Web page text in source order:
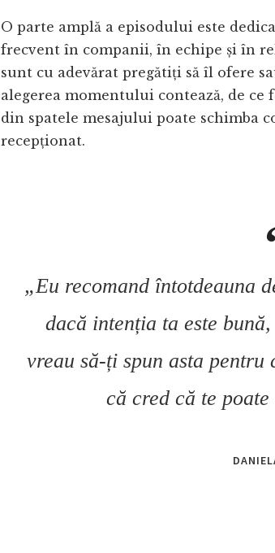
O parte amplă a episodului este
frecvent în companii, în echipe și în
sunt cu adevărat pregătiți să îl ofere
alegerea momentului contează, de ce
din spatele mesajului poate schimba
recepționat.
„Eu recomand întotdeauna
dacă intenția ta este
vreau să-ți spun asta pentru
că cred că te